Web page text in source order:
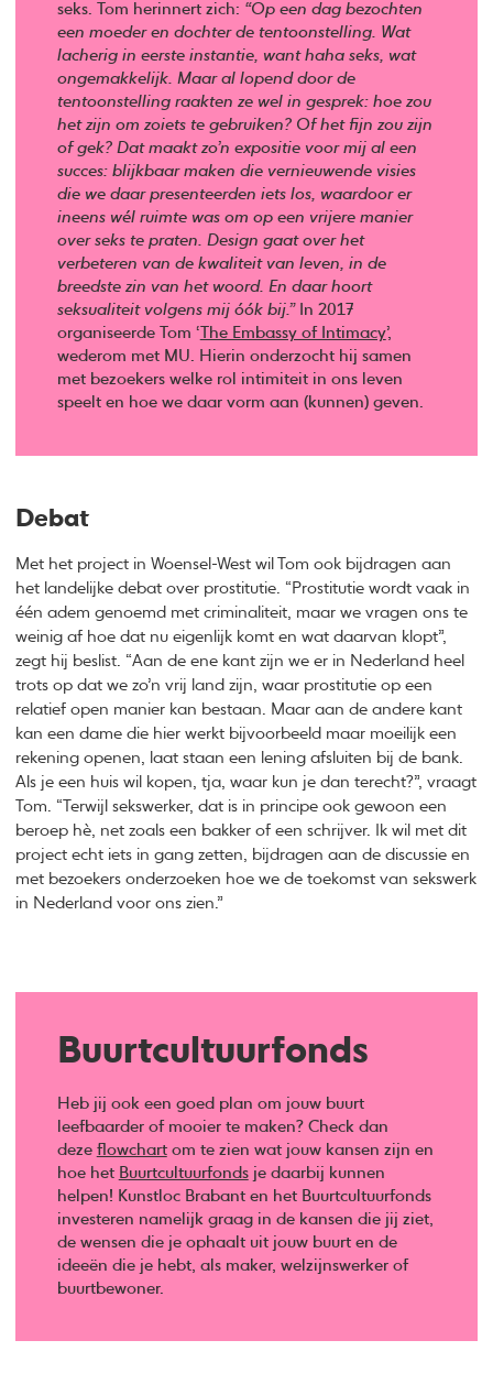
seks. Tom herinnert zich: “Op een dag bezochten
een moeder en dochter de tentoonstelling. Wat
lacherig in eerste instantie, want haha seks, wat
ongemakkelijk. Maar al lopend door de
tentoonstelling raakten ze wel in gesprek: hoe zou
het zijn om zoiets te gebruiken? Of het fijn zou zijn
of gek? Dat maakt zo’n expositie voor mij al een
succes: blijkbaar maken die vernieuwende visies
die we daar presenteerden iets los, waardoor er
ineens wél ruimte was om op een vrijere manier
over seks te praten. Design gaat over het
verbeteren van de kwaliteit van leven, in de
breedste zin van het woord. En daar hoort
seksualiteit volgens mij óók bij.”In 2017
organiseerde Tom ‘ The Embassy of Intimacy’,
wederom met MU. Hierin onderzocht hij samen
met bezoekers welke rol intimiteit in ons leven
speelt en hoe we daar vorm aan (kunnen) geven.
Debat
Met het project in Woensel-West wil Tom ook bijdragen aan
het landelijke debat over prostitutie. “Prostitutie wordt vaak in
één adem genoemd met criminaliteit, maar we vragen ons te
weinig af hoe dat nu eigenlijk komt en wat daarvan klopt”,
zegt hij beslist. “Aan de ene kant zijn we er in Nederland heel
trots op dat we zo’n vrij land zijn, waar prostitutie op een
relatief open manier kan bestaan. Maar aan de andere kant
kan een dame die hier werkt bijvoorbeeld maar moeilijk een
rekening openen, laat staan een lening afsluiten bij de bank.
Als je een huis wil kopen, tja, waar kun je dan terecht?”, vraagt
Tom. “Terwijl sekswerker, dat is in principe ook gewoon een
beroep hè, net zoals een bakker of een schrijver. Ik wil met dit
project echt iets in gang zetten, bijdragen aan de discussie en
met bezoekers onderzoeken hoe we de toekomst van sekswerk
in Nederland voor ons zien.”
Buurtcultuurfonds
Heb jij ook een goed plan om jouw buurt
leefbaarder of mooier te maken? Check dan
deze flowchartom te zien wat jouw kansen zijn en
hoe het Buurtcultuurfondsje daarbij kunnen
helpen! Kunstloc Brabant en het Buurtcultuurfonds
investeren namelijk graag in de kansen die jij ziet,
de wensen die je ophaalt uit jouw buurt en de
ideeën die je hebt, als maker, welzijnswerker of
buurtbewoner.